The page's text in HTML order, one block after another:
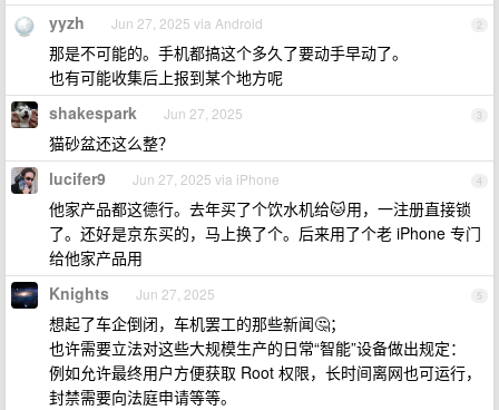
2
yyzh Jun 27, 2025 via Android
那是不可能的。手机都搞这个多久了要动手早动了。
也有可能收集后上报到某个地方呢
3
shakespark Jun 27, 2025
猫砂盆还这么整？
4
lucifer9 Jun 27, 2025 via iPhone
他家产品都这德行。去年买了个饮水机给🐱用，一注册直接锁
了。还好是京东买的，马上换了个。后来用了个老 iPhone 专门
给他家产品用
5
Knights Jun 27, 2025
想起了车企倒闭，车机罢工的那些新闻🤔；
也许需要立法对这些大规模生产的日常“智能”设备做出规定：
例如允许最终用户方便获取 Root 权限，长时间离网也可运行，
封禁需要向法庭申请等等。